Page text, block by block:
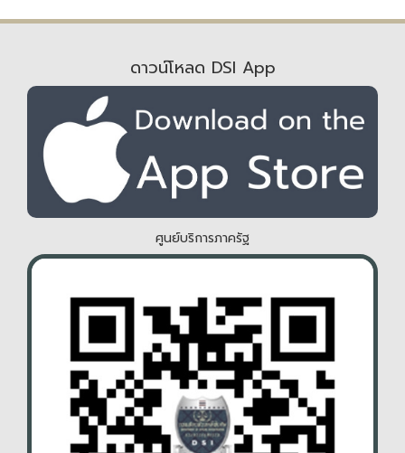
ดาวน์โหลด DSI App
ศูนย์บริการภาครัฐ